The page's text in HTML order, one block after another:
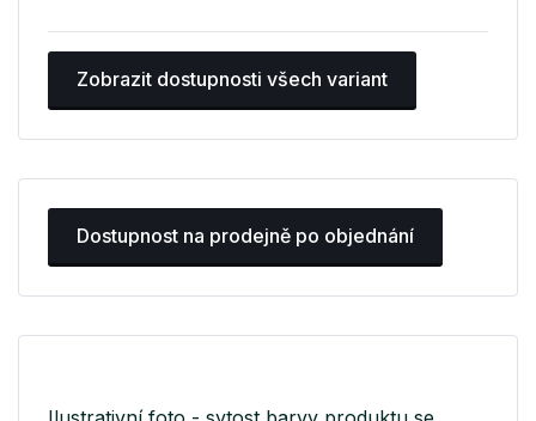
Zobrazit dostupnosti všech variant
Dostupnost na prodejně po objednání